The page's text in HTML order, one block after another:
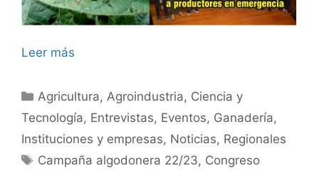
Leer más
Categorías
Agricultura, Agroindustria, Ciencia y
Tecnología, Entrevistas, Eventos, Ganadería,
Instituciones y empresas, Noticias, Regionales
Etiquetas
Campaña algodonera 22/23, Congreso